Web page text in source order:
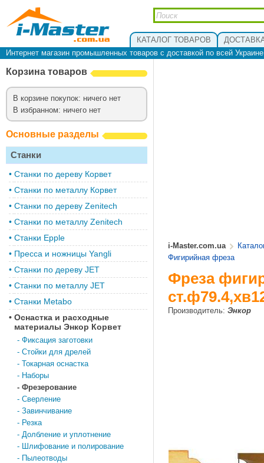
КАТАЛОГ ТОВАРОВ
Интернет магазин промышленных товаров с доставкой по всей
Корзина товаров
В корзине покупок: ничего нет
В избранном: ничего нет
Основные разделы
Станки
• Cтанки по дереву Корвет
• Станки по металлу Корвет
• Cтанки по дереву Zenitech
• Cтанки по металлу Zenitech
• Станки Epple
• Пресса и ножницы Yangli
• Станки по дереву JET
• Станки по металлу JET
• Станки Metabo
• Оснастка и расходные
материалы Энкор Корвет
- Фиксация заготовки
- Стойки для дрелей
- Токарная оснастка
- Наборы
- Фрезерование
- Сверление
- Завинчивание
- Резка
- Долбление и уплотнение
- Шлифование и полирование
- Пылеотводы
i-Master.com.ua
Фигирийная фреза
Фреза
Производитель: Энкор